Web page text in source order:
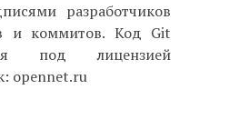
разработчиков
и коммитов. Код Git
под лицензией
opennet.ru